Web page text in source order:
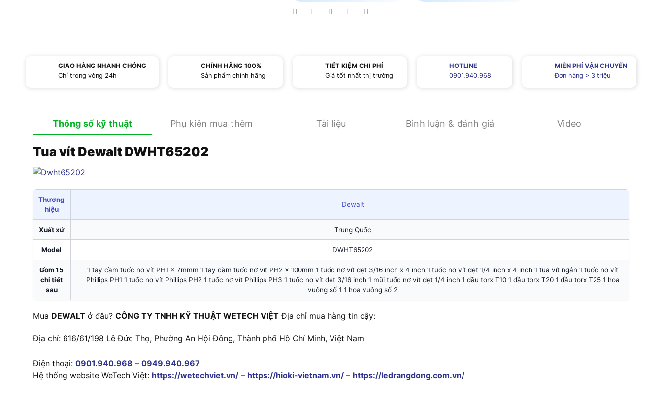
GIAO HÀNG NHANH CHÓNG
Chỉ trong vòng 24h
CHÍNH HÃNG 100%
Sản phẩm chính hãng
TIẾT KIỆM CHI PHÍ
Giá tốt nhất thị trường
HOTLINE
0901.940.968
MIỄN PHÍ VẬN CHUYỂN
Đơn hàng > 3 triệu
Thông số kỹ thuật Phụ kiện mua thêm Tài liệu Bình luận & đánh giá Video
Tua vít Dewalt DWHT65202
Thương
hiệu
Dewalt
Xuất xứ Trung Quốc
Model DWHT65202
Gồm 15
chi tiết
sau
1 tay cầm tuốc nơ vít PH1 x 7mmm 1 tay cầm tuốc nơ vít PH2 x 100mm 1 tuốc nơ vít dẹt 3/16 inch x 4 inch 1 tuốc nơ vít dẹt 1/4 inch x 4 inch 1 tua vít ngắn 1 tuốc nơ vít
Phillips PH1 1 tuốc nơ vít Phillips PH2 1 tuốc nơ vít Phillips PH3 1 tuốc nơ vít dẹt 3/16 inch 1 mũi tuốc nơ vít dẹt 1/4 inch 1 đầu torx T10 1 đầu torx T20 1 đầu torx T25 1 hoa
vuông số 1 1 hoa vuông số 2
Mua DEWALT ở đâu? CÔNG TY TNHH KỸ THUẬT WETECH VIỆT Địa chỉ mua hàng tin cậy:
Địa chỉ: 616/61/198 Lê Đức Thọ, Phường An Hội Đông, Thành phố Hồ Chí Minh, Việt Nam
Điện thoại: 0901.940.968 – 0949.940.967
Hệ thống website WeTech Việt: https://wetechviet.vn/ – https://hioki-vietnam.vn/ – https://ledrangdong.com.vn/